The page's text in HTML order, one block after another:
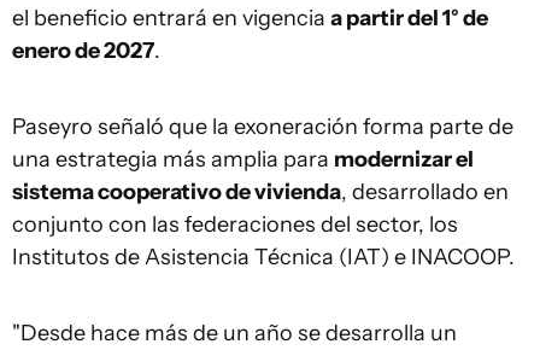
el beneficio entrará en vigencia a partir del 1° de
enero de 2027.
Paseyro señaló que la exoneración forma parte de
una estrategia más amplia para modernizar el
sistema cooperativo de vivienda, desarrollado en
conjunto con las federaciones del sector, los
Institutos de Asistencia Técnica (IAT) e INACOOP.
"Desde hace más de un año se desarrolla un